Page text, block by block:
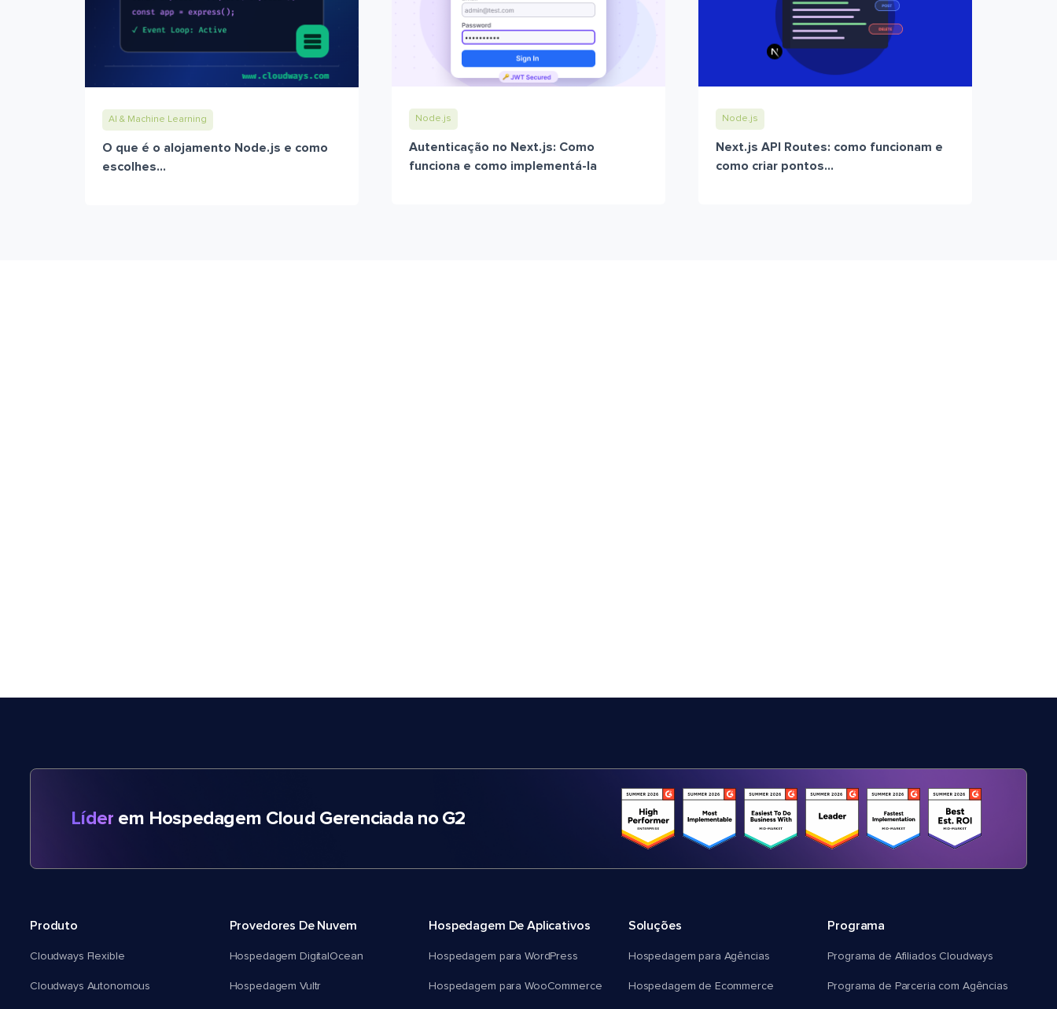
AI & Machine Learning
O que é o alojamento Node.js e como
escolhes...
Node.js
Autenticação no Next.js: Como
funciona e como implementá-la
Node.js
Next.js API Routes: como funcionam e
como criar pontos...
Líder em Hospedagem Cloud Gerenciada no G2
Produto
Cloudways Flexible
Cloudways Autonomous
Provedores De Nuvem
Hospedagem DigitalOcean
Hospedagem Vultr
Hospedagem De Aplicativos
Hospedagem para WordPress
Hospedagem para WooCommerce
Soluções
Hospedagem para Agências
Hospedagem de Ecommerce
Programa
Programa de Afiliados Cloudways
Programa de Parceria com Agências